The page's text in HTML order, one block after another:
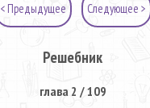
< Предыдущее Следующее >
Решебник
глава 2 / 109